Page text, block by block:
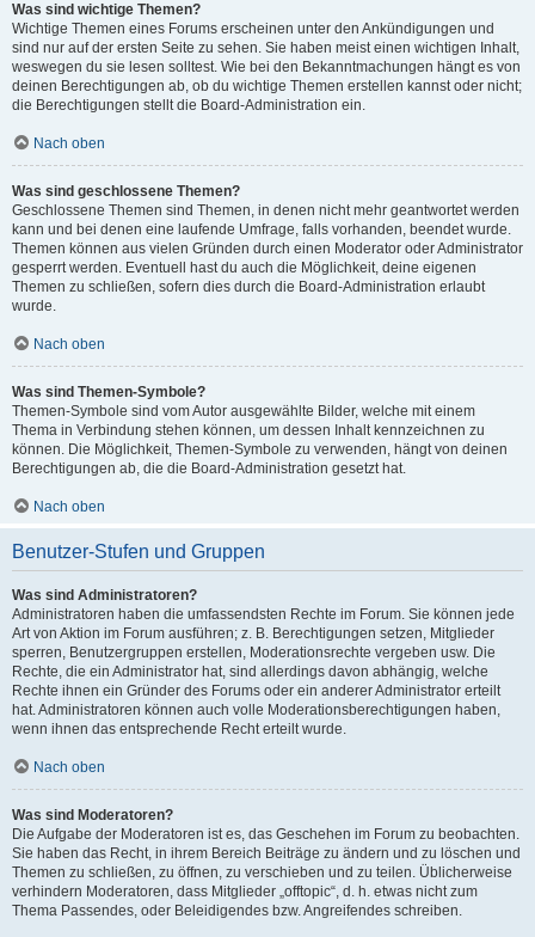
Was sind wichtige Themen?
Wichtige Themen eines Forums erscheinen unter den Ankündigungen und
sind nur auf der ersten Seite zu sehen. Sie haben meist einen wichtigen Inhalt,
weswegen du sie lesen solltest. Wie bei den Bekanntmachungen hängt es von
deinen Berechtigungen ab, ob du wichtige Themen erstellen kannst oder nicht;
die Berechtigungen stellt die Board-Administration ein.
Nach oben
Was sind geschlossene Themen?
Geschlossene Themen sind Themen, in denen nicht mehr geantwortet werden
kann und bei denen eine laufende Umfrage, falls vorhanden, beendet wurde.
Themen können aus vielen Gründen durch einen Moderator oder Administrator
gesperrt werden. Eventuell hast du auch die Möglichkeit, deine eigenen
Themen zu schließen, sofern dies durch die Board-Administration erlaubt
wurde.
Nach oben
Was sind Themen-Symbole?
Themen-Symbole sind vom Autor ausgewählte Bilder, welche mit einem
Thema in Verbindung stehen können, um dessen Inhalt kennzeichnen zu
können. Die Möglichkeit, Themen-Symbole zu verwenden, hängt von deinen
Berechtigungen ab, die die Board-Administration gesetzt hat.
Nach oben
Benutzer-Stufen und Gruppen
Was sind Administratoren?
Administratoren haben die umfassendsten Rechte im Forum. Sie können jede
Art von Aktion im Forum ausführen; z. B. Berechtigungen setzen, Mitglieder
sperren, Benutzergruppen erstellen, Moderationsrechte vergeben usw. Die
Rechte, die ein Administrator hat, sind allerdings davon abhängig, welche
Rechte ihnen ein Gründer des Forums oder ein anderer Administrator erteilt
hat. Administratoren können auch volle Moderationsberechtigungen haben,
wenn ihnen das entsprechende Recht erteilt wurde.
Nach oben
Was sind Moderatoren?
Die Aufgabe der Moderatoren ist es, das Geschehen im Forum zu beobachten.
Sie haben das Recht, in ihrem Bereich Beiträge zu ändern und zu löschen und
Themen zu schließen, zu öffnen, zu verschieben und zu teilen. Üblicherweise
verhindern Moderatoren, dass Mitglieder „offtopic“, d. h. etwas nicht zum
Thema Passendes, oder Beleidigendes bzw. Angreifendes schreiben.